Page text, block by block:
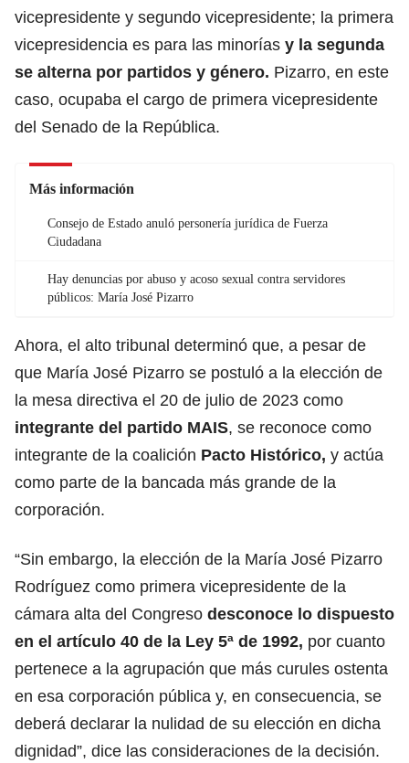
vicepresidente y segundo vicepresidente; la primera
vicepresidencia es para las minorías y la segunda
se alterna por partidos y género. Pizarro, en este
caso, ocupaba el cargo de primera vicepresidente
del Senado de la República.
Más información
Consejo de Estado anuló personería jurídica de Fuerza
Ciudadana
Hay denuncias por abuso y acoso sexual contra servidores
públicos: María José Pizarro
Ahora, el alto tribunal determinó que, a pesar de
que María José Pizarro se postuló a la elección de
la mesa directiva el 20 de julio de 2023 como
integrante del partido MAIS, se reconoce como
integrante de la coalición Pacto Histórico, y actúa
como parte de la bancada más grande de la
corporación.
“Sin embargo, la elección de la María José Pizarro
Rodríguez como primera vicepresidente de la
cámara alta del Congreso desconoce lo dispuesto
en el artículo 40 de la Ley 5ª de 1992, por cuanto
pertenece a la agrupación que más curules ostenta
en esa corporación pública y, en consecuencia, se
deberá declarar la nulidad de su elección en dicha
dignidad”, dice las consideraciones de la decisión.